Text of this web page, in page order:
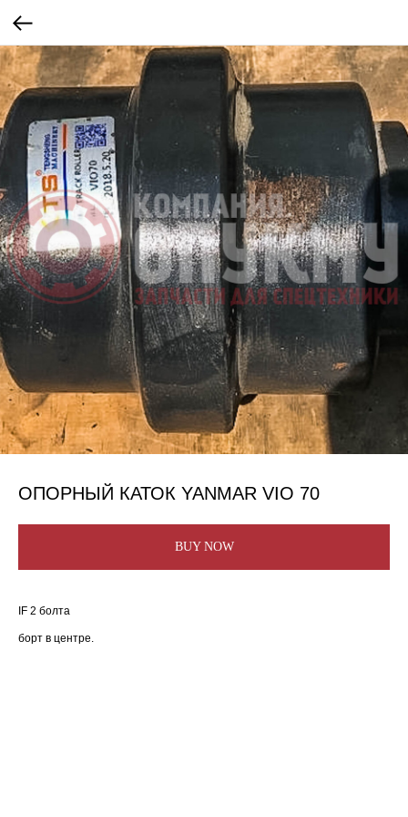
ОПОРНЫЙ КАТОК YANMAR VIO 70
BUY NOW
IF 2 болта
борт в центре.